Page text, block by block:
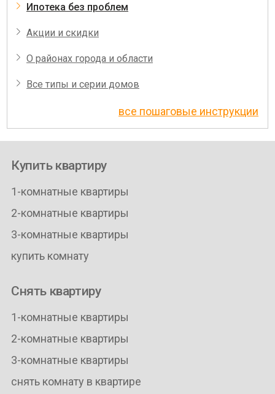
Ипотека без проблем
Акции и скидки
О районах города и области
Все типы и серии домов
все пошаговые инструкции
Купить квартиру
1-комнатные квартиры
2-комнатные квартиры
3-комнатные квартиры
купить комнату
Снять квартиру
1-комнатные квартиры
2-комнатные квартиры
3-комнатные квартиры
снять комнату в квартире